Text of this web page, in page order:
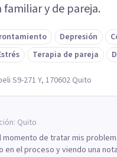
y de pareja.
Depresión
Terapia de pareja
S9-271 Y, 170602 Quito
Quito
de tratar mis
en el proceso y viendo una